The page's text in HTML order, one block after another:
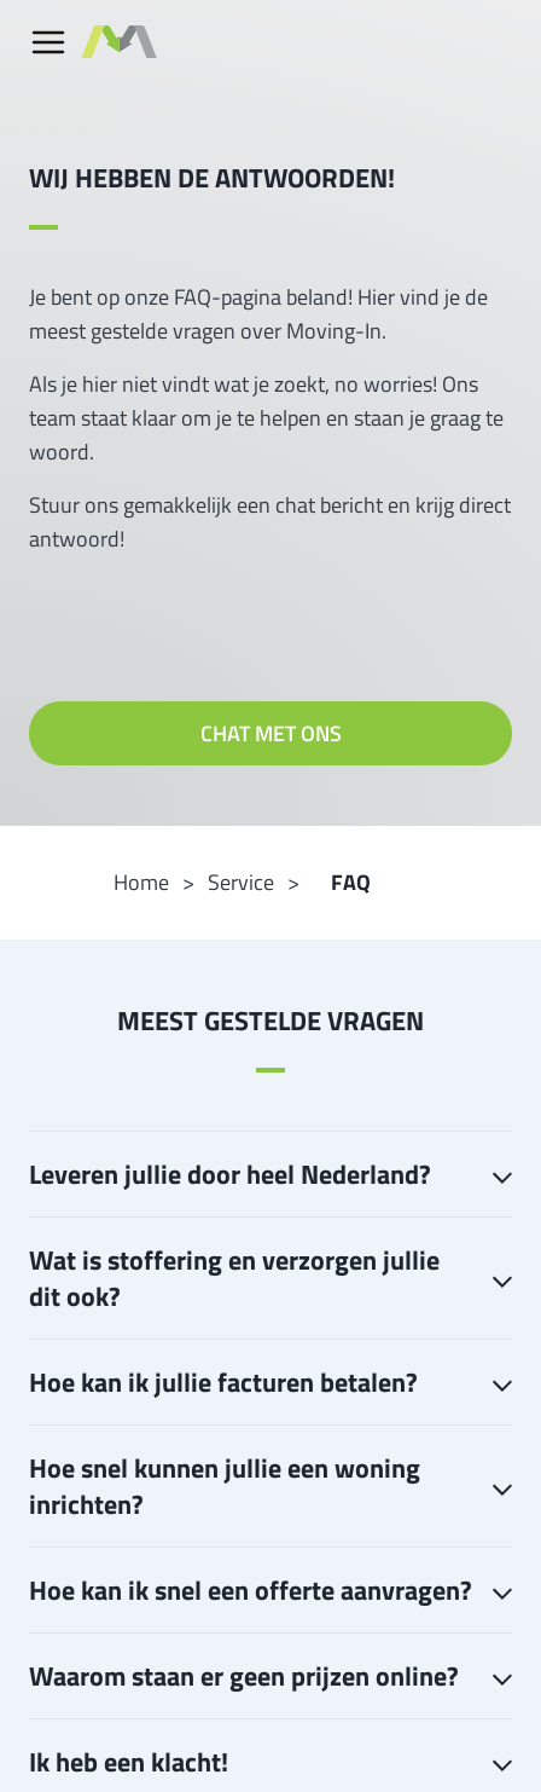
WIJ HEBBEN DE ANTWOORDEN!
Je bent op onze FAQ-pagina beland! Hier vind je de
meest gestelde vragen over Moving-In.
Als je hier niet vindt wat je zoekt, no worries! Ons
team staat klaar om je te helpen en staan je graag te
woord.
Stuur ons gemakkelijk een chat bericht en krijg direct
antwoord!
CHAT MET ONS
Home Service FAQ
MEEST GESTELDE VRAGEN
Leveren jullie door heel Nederland?
Wat is stoffering en verzorgen jullie
dit ook?
Hoe kan ik jullie facturen betalen?
Hoe snel kunnen jullie een woning
inrichten?
Hoe kan ik snel een offerte aanvragen?
Waarom staan er geen prijzen online?
Ik heb een klacht!